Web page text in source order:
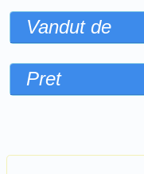
Vandut de
Pret